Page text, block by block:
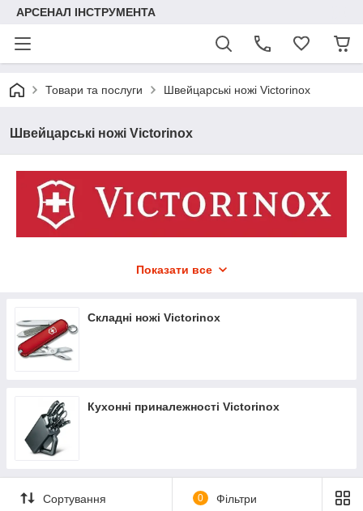
АРСЕНАЛ ІНСТРУМЕНТА
Товари та послуги Швейцарські ножі Victorinox
Швейцарські ножі Victorinox
в нашому магазині Арсенал Інструменту.
вважаються кращими в світі. Мабуть немає більш відомої
торгової марки, ніж Victorinox. А їх запам'ятовується логотип
відразу впізнається у будь-якому куточку планети. Цими
врятували ці унікальні предмети, складно підрахувати скільки
примірників знаходиться у самих різних людей - від школярів
до президентів!
Спочатку включав у себе всього 4 функції, на сьогодні ніж
габарити.
Показати все
Складні ножі Victorinox
Кухонні приналежності Victorinox
Сортування 0 Фільтри